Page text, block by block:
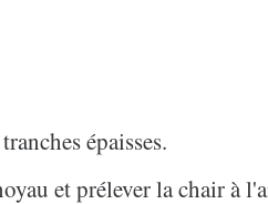
épaisses.
et prélever la chair à